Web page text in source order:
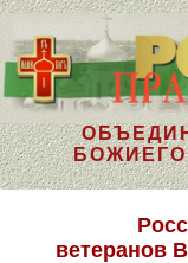
ветеранов